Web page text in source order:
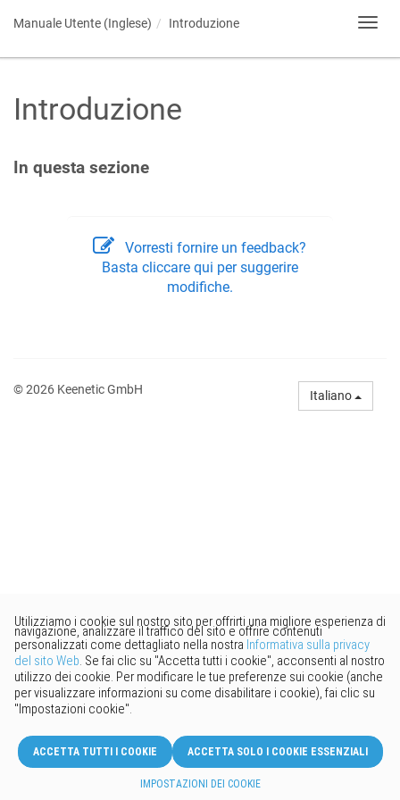
Manuale Utente (Inglese) Introduzione
Introduzione
In questa sezione
Vorresti fornire un feedback?
Basta cliccare qui per suggerire
modifiche.
© 2026 Keenetic GmbH Italiano